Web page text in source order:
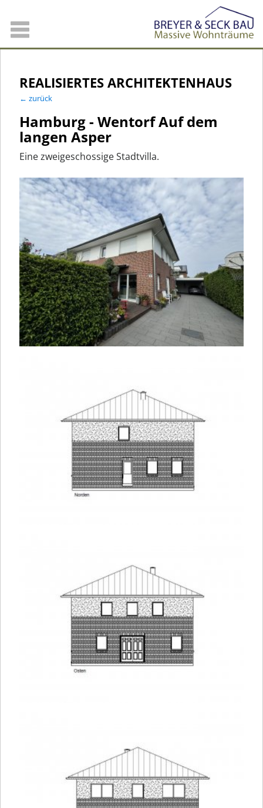
REALISIERTES ARCHITEKTENHAUS
← zurück
Hamburg - Wentorf Auf dem
langen Asper
Eine zweigeschossige Stadtvilla.